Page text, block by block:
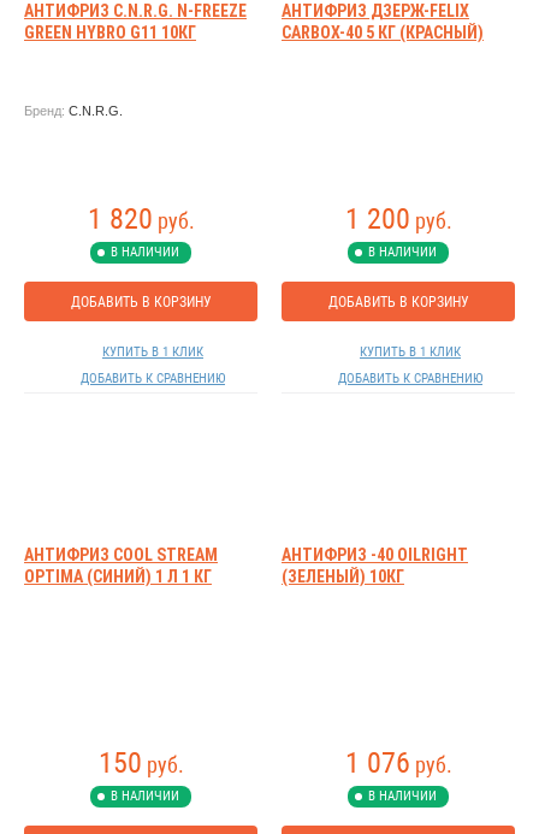
АНТИФРИЗ C.N.R.G. N-FREEZE
GREEN HYBRO G11 10КГ
Бренд: C.N.R.G.
1 820 руб.
В НАЛИЧИИ
ДОБАВИТЬ В КОРЗИНУ
КУПИТЬ В 1 КЛИК
ДОБАВИТЬ К СРАВНЕНИЮ
АНТИФРИЗ ДЗЕРЖ-FELIX
CARBOX-40 5 КГ (КРАСНЫЙ)
1 200 руб.
В НАЛИЧИИ
ДОБАВИТЬ В КОРЗИНУ
КУПИТЬ В 1 КЛИК
ДОБАВИТЬ К СРАВНЕНИЮ
АНТИФРИЗ COOL STREAM
OPTIMA (СИНИЙ) 1 Л 1 КГ
150 руб.
В НАЛИЧИИ
АНТИФРИЗ -40 OILRIGHT
(ЗЕЛЕНЫЙ) 10КГ
1 076 руб.
В НАЛИЧИИ